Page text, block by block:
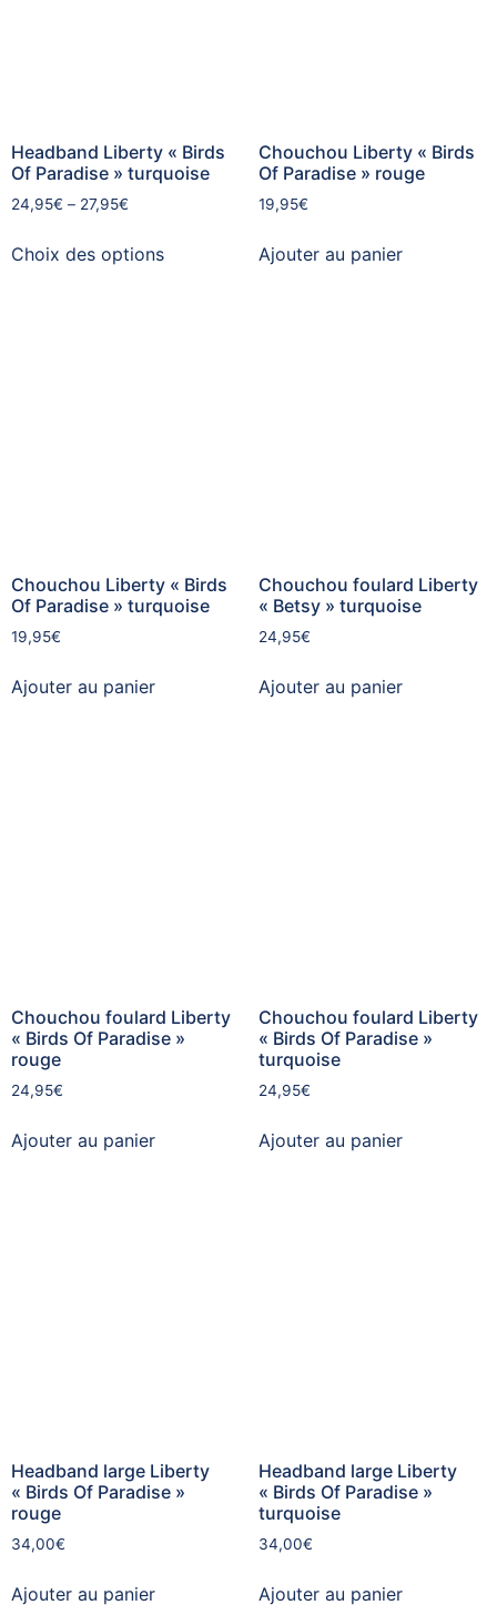
Headband Liberty « Birds
Of Paradise » turquoise
24,95€ – 27,95€
Choix des options
Chouchou Liberty « Birds
Of Paradise » rouge
19,95€
Ajouter au panier
Chouchou Liberty « Birds
Of Paradise » turquoise
19,95€
Ajouter au panier
Chouchou foulard Liberty
« Betsy » turquoise
24,95€
Ajouter au panier
Chouchou foulard Liberty
« Birds Of Paradise »
rouge
24,95€
Ajouter au panier
Chouchou foulard Liberty
« Birds Of Paradise »
turquoise
24,95€
Ajouter au panier
Headband large Liberty
« Birds Of Paradise »
rouge
34,00€
Ajouter au panier
Headband large Liberty
« Birds Of Paradise »
turquoise
34,00€
Ajouter au panier